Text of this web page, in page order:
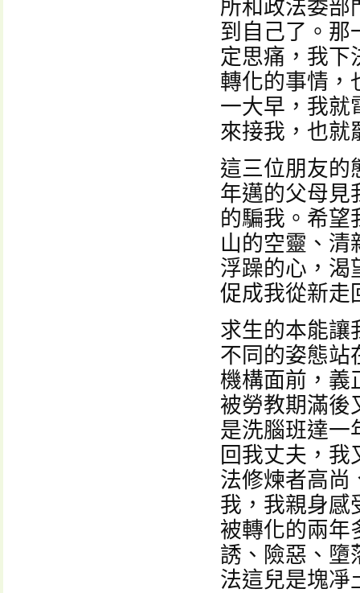
所和政法委部
到自己了。那
定思痛，我下
轉化的事情，
一大早，我就
來接我，也就
這三位朋友的
年邁的父母見
的騙我。希望
山的空靈、清
浮躁的心，渴
促成我從新走
求生的本能讓
不同的姿態站
機構面前，義
被勞教期滿後
是洗腦班達一
回我丈夫，
法修煉者高尚
我，我親身感
被轉化的兩年
誘、險惡、墮
法這兒是塊凈